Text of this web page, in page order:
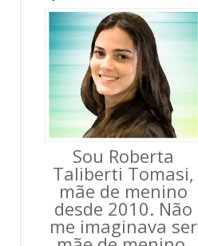
Sou Roberta
Taliberti Tomasi,
mãe de menino
desde 2010. Não
me imaginava ser